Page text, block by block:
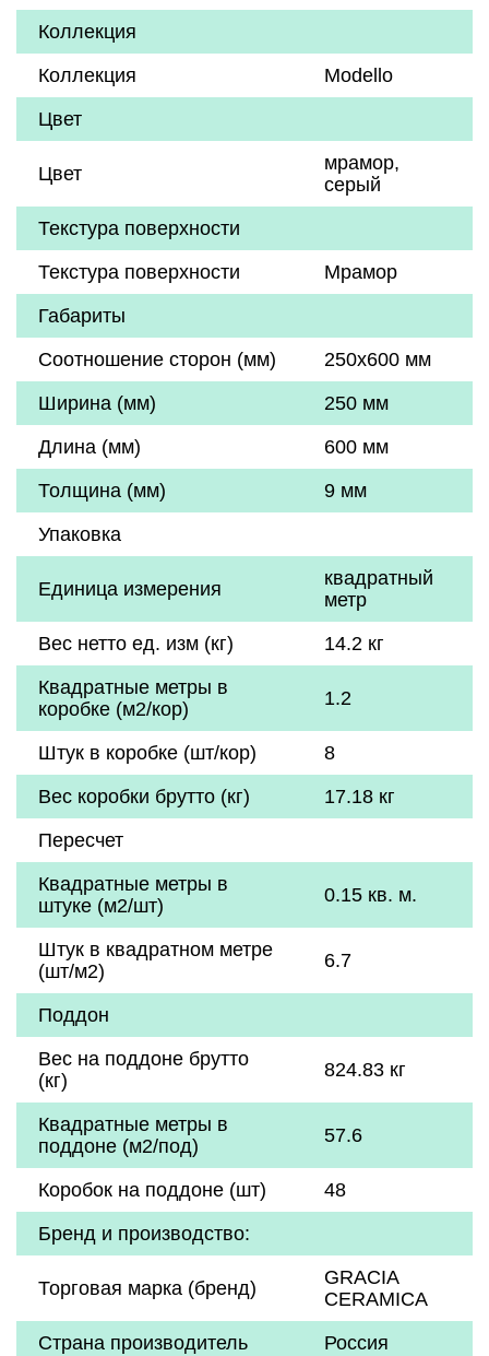
Коллекция
Коллекция
Modello
Цвет
Цвет мрамор,
серый
Текстура поверхности
Текстура поверхности
Мрамор
Габариты
Соотношение сторон (мм)
250x600 мм
Ширина (мм)
250 мм
Длина (мм)
600 мм
Толщина (мм)
9 мм
Упаковка
Единица измерения
квадратный
метр
Вес нетто ед. изм (кг)
14.2 кг
Квадратные метры в
коробке (м2/кор)
1.2
Штук в коробке (шт/кор)
8
Вес коробки брутто (кг)
17.18 кг
Пересчет
Квадратные метры в
штуке (м2/шт)
0.15 кв. м.
Штук в квадратном метре
(шт/м2)
6.7
Поддон
Вес на поддоне брутто
(кг)
824.83 кг
Квадратные метры в
поддоне (м2/под)
57.6
Коробок на поддоне (шт)
48
Бренд и производство:
Торговая марка (бренд)
GRACIA
CERAMICA
Страна производитель
Россия